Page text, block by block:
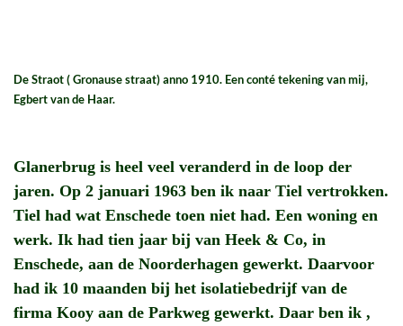
De Straot ( Gronause straat) anno 1910. Een conté tekening van mij,
Egbert van de Haar.
Glanerbrug is heel veel veranderd in de loop der
jaren. Op 2 januari 1963 ben ik naar Tiel vertrokken.
Tiel had wat Enschede toen niet had. Een woning en
werk. Ik had tien jaar bij van Heek & Co, in
Enschede, aan de Noorderhagen gewerkt. Daarvoor
had ik 10 maanden bij het isolatiebedrijf van de
firma Kooy aan de Parkweg gewerkt. Daar ben ik ,